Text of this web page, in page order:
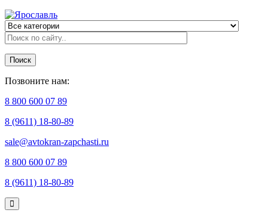
Поиск
Позвоните нам:
8 800 600 07 89
8 (9611) 18-80-89
sale@avtokran-zapchasti.ru
8 800 600 07 89
8 (9611) 18-80-89